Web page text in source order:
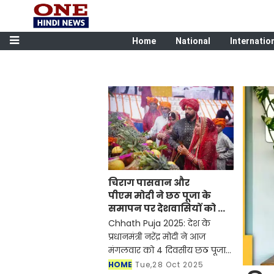
Home National
चिराग पासवान और
पीएम मोदी ने छठ पूजा के
समापन पर देशवासियों को दी
शुभकामनाएं, छठी मैया से देश
की समृद्धि की कामना की
Chhath Puja 2025: देश के
प्रधानमंत्री नरेंद्र मोदी ने आज
मंगलवार को 4 दिवसीय छठ पूजा
के शुभ समापन पर देशभर के लोगों
HOME Tue,28 Oct 2025